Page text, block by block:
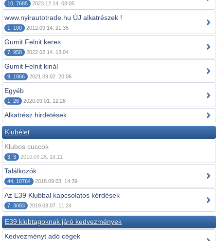
10, 7685 2023.12.14. 08:05
www.nyirautotrade.hu ÚJ alkatrészek !
1, 100 2012.09.14. 21:35
Gumit Felnit keres
7, 958 2022.02.14. 13:04
Gumit Felnit kinál
9, 1866 2021.09.02. 20:06
Egyéb
1, 26 2020.09.01. 12:28
Alkatrész hirdetések
Klubélet
Klubos cuccok
3, 3 2010.09.26. 18:11
Találkozók
44, 10764 2018.09.03. 14:39
Az E39 Klubbal kapcsolatos kérdések
7, 3083 2019.08.07. 11:24
E39 klubtagoknak járó kedvezmények
Kedvezményt adó cégek